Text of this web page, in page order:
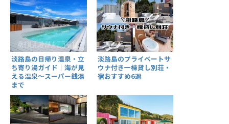
淡路島の日帰り温泉・立
ち寄り湯ガイド｜海が見
える温泉～スーパー銭湯
まで
淡路島のプライベートサ
ウナ付き一棟貸し別荘・
宿おすすめ6選